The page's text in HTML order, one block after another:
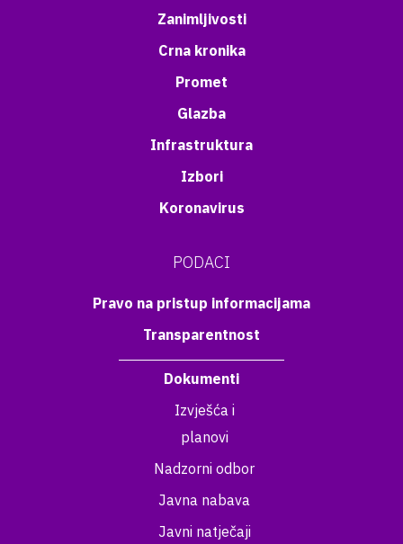
Zanimljivosti
Crna kronika
Promet
Glazba
Infrastruktura
Izbori
Koronavirus
PODACI
Pravo na pristup informacijama
Transparentnost
Dokumenti
Izvješća i
planovi
Nadzorni odbor
Javna nabava
Javni natječaji